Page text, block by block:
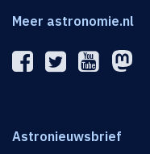
Meer astronomie.nl
Astronieuwsbrief